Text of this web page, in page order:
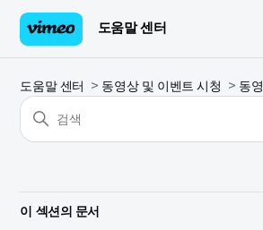
도움말 센터
도움말 센터 동영상 및 이벤트 시청 동
이 섹션의 문서